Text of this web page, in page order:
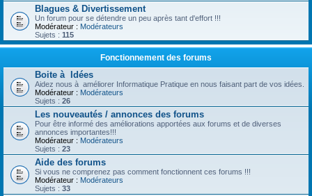
Blagues & Divertissement
Un forum pour se détendre un peu après tant d'effort !!!
Modérateur : Modérateurs
Sujets : 115
Fonctionnement des forums
Boite à Idées
Aidez nous à améliorer Informatique Pratique en nous faisant part de vos idées.
Modérateur : Modérateurs
Sujets : 26
Les nouveautés / annonces des forums
Pour être informé des améliorations apportées aux forums et de diverses
annonces importantes!!!
Modérateur : Modérateurs
Sujets : 23
Aide des forums
Si vous ne comprenez pas comment fonctionnent ces forums !!!
Modérateur : Modérateurs
Sujets : 33